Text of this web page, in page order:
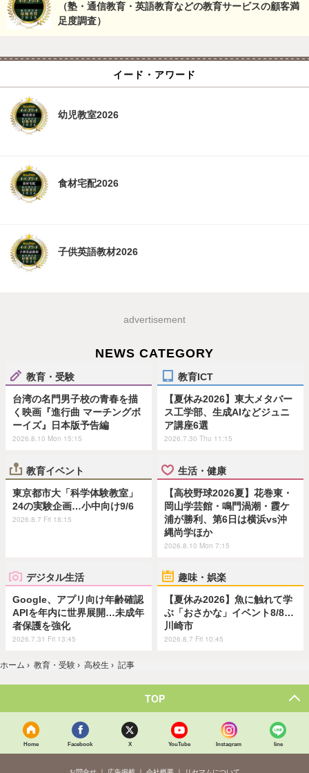
（塾・通信教育・英語教育などの教育サービスの顧客満
足度調査）
イード・アワード
幼児教室2026
食材宅配2026
子供英語教材2026
advertisement
NEWS CATEGORY
教育・受験
台湾の名門男子校の青春を描
く映画『進行曲 マーチングボ
ーイズ』日本版予告編
2026.8.10 Mon 15:15
教育ICT
【夏休み2026】東大メタバー
ス工学部、生成AIなどジュニ
ア講座6選
2026.7.30 Thu 11:15
教育イベント
東京都市大「科学体験教室」
24の実験企画…小中向け9/6
2026.8.7 Fri 18:15
生活・健康
【高校野球2026夏】花巻東・
岡山学芸館・鳴門渦潮・霞ケ
浦が勝利、第6日は横浜vs沖
縄尚学ほか
2026.8.10 Mon 7:15
デジタル生活
Google、アプリ向け年齢確認
APIを年内に世界展開…未成年
者保護を強化
2026.7.31 Fri 13:45
趣味・娯楽
【夏休み2026】魚に触れて学
ぶ「おさかな」イベント8/8…
川崎市
2026.8.7 Fri 10:45
ホーム › 教育・受験 › 高校生 › 記事
TOP
Home Facebook X YouTube Instagram line